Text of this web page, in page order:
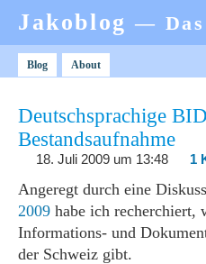
Jakoblog— Das
Blog About
Deutschsprachige
Bestandsaufnahme
18. Juli 2009 um 13:48 1
Angeregt durch eine
2009 habe ich recherchiert,
Informations- und
der Schweiz gibt.